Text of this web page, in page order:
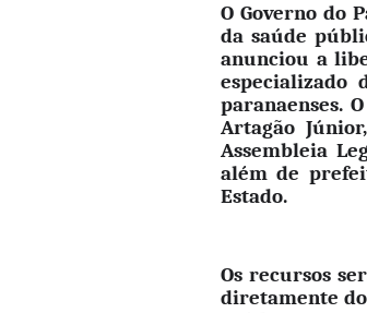
O Governo do
da saúde
anunciou a
especializado
paranaenses.
Artagão
Assembleia
além de
Estado.
Os recursos
diretamente